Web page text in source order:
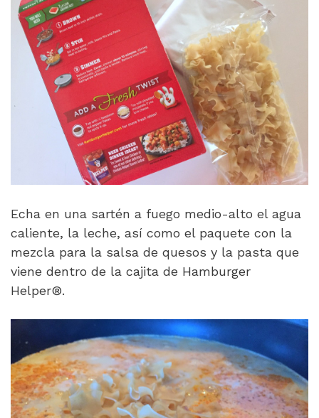
Echa en una sartén a fuego medio-alto el agua
caliente, la leche, así como el paquete con la
mezcla para la salsa de quesos y la pasta que
viene dentro de la cajita de Hamburger
Helper®.